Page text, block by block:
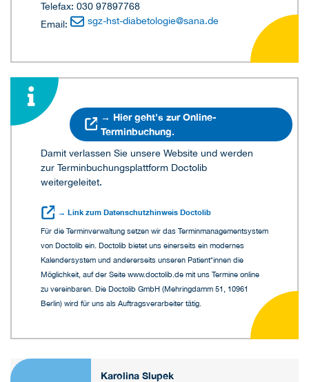
Telefax: 030 97897768
Email:
sgz-hst-diabetologie@sana.de
→ Hier geht's zur Online-
Terminbuchung.
Damit verlassen Sie unsere Website und werden
zur Terminbuchungsplattform Doctolib
weitergeleitet.
→ Link zum Datenschutzhinweis Doctolib
Für die Terminverwaltung setzen wir das Terminmanagementsystem
von Doctolib ein. Doctolib bietet uns einerseits ein modernes
Kalendersystem und andererseits unseren Patient*innen die
Möglichkeit, auf der Seite www.doctolib.de mit uns Termine online
zu vereinbaren. Die Doctolib GmbH (Mehringdamm 51, 10961
Berlin) wird für uns als Auftragsverarbeiter tätig.
Karolina Slupek